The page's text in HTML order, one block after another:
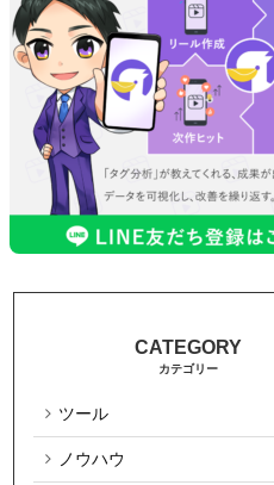
カテゴリー
ツール
ノウハウ